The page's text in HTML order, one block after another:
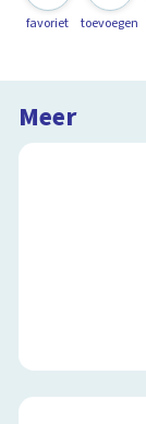
favoriet toevoegen
Meer